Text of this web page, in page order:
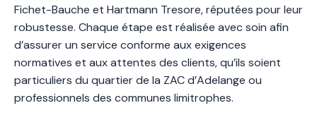
Fichet-Bauche et Hartmann Tresore, réputées pour leur
robustesse. Chaque étape est réalisée avec soin afin
d’assurer un service conforme aux exigences
normatives et aux attentes des clients, qu’ils soient
particuliers du quartier de la ZAC d’Adelange ou
professionnels des communes limitrophes.